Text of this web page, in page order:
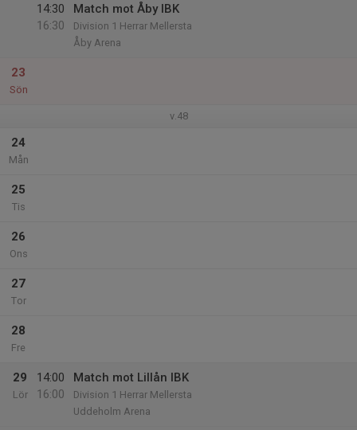
14:30
16:30
Match mot Åby IBK
Division 1 Herrar Mellersta
Åby Arena
23
Sön
v.48
24
Mån
25
Tis
26
Ons
27
Tor
28
Fre
29
Lör
14:00
16:00
Match mot Lillån IBK
Division 1 Herrar Mellersta
Uddeholm Arena